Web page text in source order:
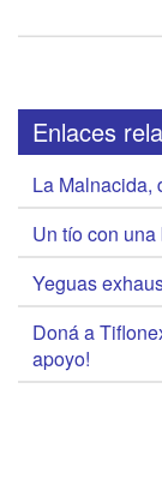
Enlaces
La Malnacida,
Un tío con
Yeguas
Doná a
apoyo!